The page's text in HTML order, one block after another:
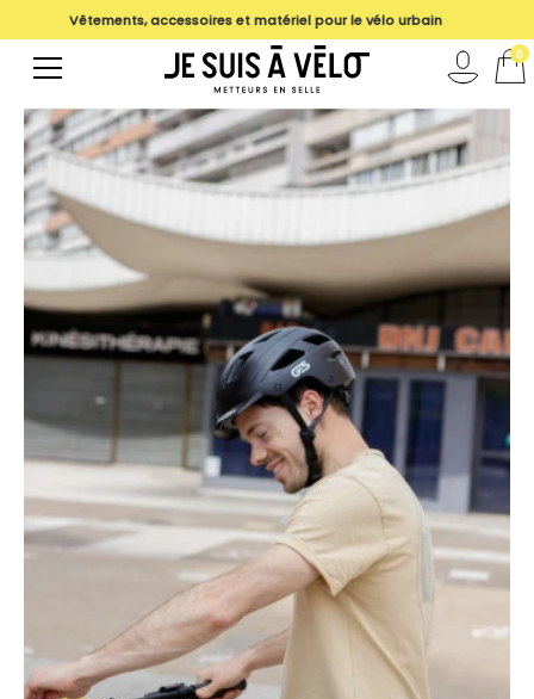
Livraison offerte dès 99€ !
magasin
Vêtements, accessoires et matériel pour le vélo urbain
0